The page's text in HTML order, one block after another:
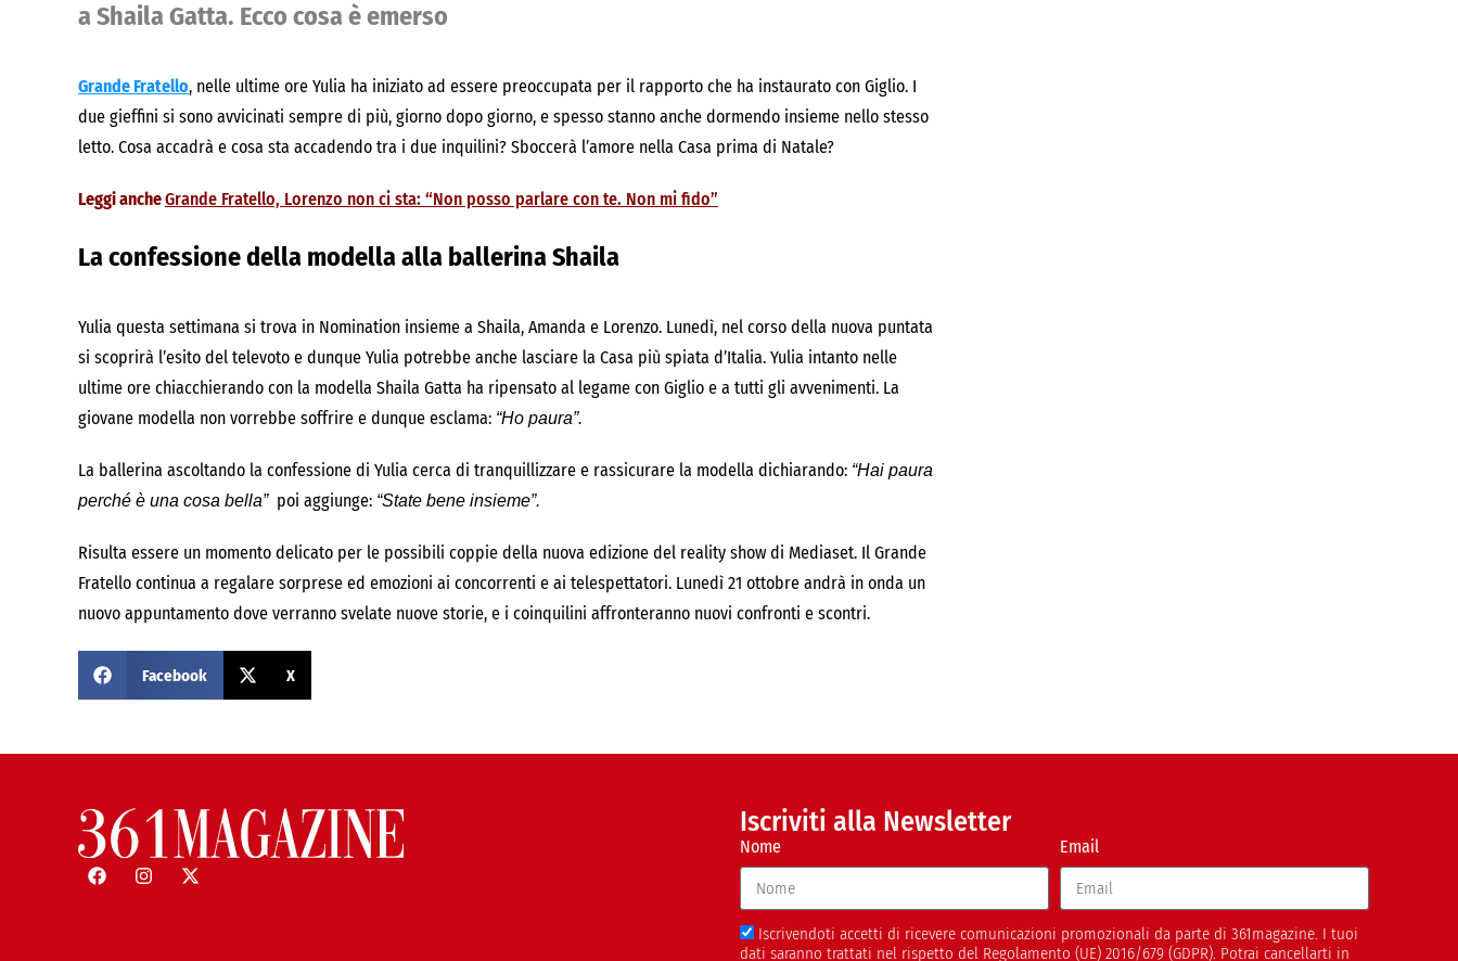
a Shaila Gatta. Ecco cosa è emerso
Grande Fratello, nelle ultime ore Yulia ha iniziato ad essere preoccupata per il rapporto che ha instaurato con Giglio. I
due gieffini si sono avvicinati sempre di più, giorno dopo giorno, e spesso stanno anche dormendo insieme nello stesso
letto. Cosa accadrà e cosa sta accadendo tra i due inquilini? Sboccerà l’amore nella Casa prima di Natale?
Leggi ancheGrande Fratello, Lorenzo non ci sta: “Non posso parlare con te. Non mi fido”
La confessione della modella alla ballerina Shaila
Yulia questa settimana si trova in Nomination insieme a Shaila, Amanda e Lorenzo. Lunedì, nel corso della nuova puntata
si scoprirà l’esito del televoto e dunque Yulia potrebbe anche lasciare la Casa più spiata d’Italia. Yulia intanto nelle
ultime ore chiacchierando con la modella Shaila Gatta ha ripensato al legame con Giglio e a tutti gli avvenimenti. La
giovane modella non vorrebbe soffrire e dunque esclama: “Ho paura”.
La ballerina ascoltando la confessione di Yulia cerca di tranquillizzare e rassicurare la modella dichiarando: “Hai paura
perché è una cosa bella”poi aggiunge: “State bene insieme”.
Risulta essere un momento delicato per le possibili coppie della nuova edizione del reality show di Mediaset. Il Grande
Fratello continua a regalare sorprese ed emozioni ai concorrenti e ai telespettatori. Lunedì 21 ottobre andrà in onda un
nuovo appuntamento dove verranno svelate nuove storie, e i coinquilini affronteranno nuovi confronti e scontri.
Facebook X
Iscriviti alla Newsletter
Nome Email
Iscrivendoti accetti di ricevere comunicazioni promozionali da parte di 361magazine. I tuoi
dati saranno trattati nel rispetto del Regolamento (UE) 2016/679 (GDPR). Potrai cancellarti in